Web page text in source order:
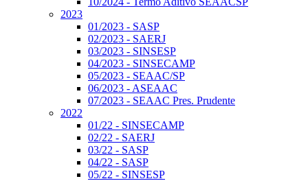
2023
01/2023 - SASP
02/2023 - SAERJ
03/2023 - SINSESP
04/2023 - SINSECAMP
05/2023 - SEAAC/SP
06/2023 - ASEAAC
07/2023 - SEAAC Pres. Prudente
2022
01/22 - SINSECAMP
02/22 - SAERJ
03/22 - SASP
04/22 - SASP
05/22 - SINSESP